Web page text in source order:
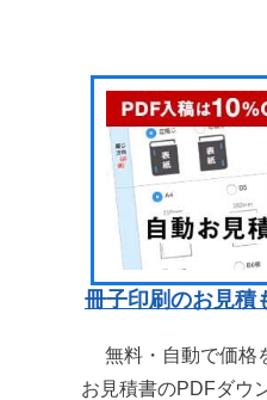
冊子印刷のお見積
無料・自動で価格
お見積書のPDFダウ